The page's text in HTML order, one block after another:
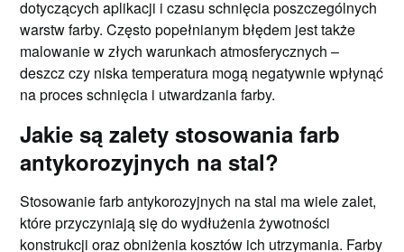
dotyczących aplikacji i czasu schnięcia poszczególnych
warstw farby. Często popełnianym błędem jest także
malowanie w złych warunkach atmosferycznych –
deszcz czy niska temperatura mogą negatywnie wpłynąć
na proces schnięcia i utwardzania farby.
Jakie są zalety stosowania farb
antykorozyjnych na stal?
Stosowanie farb antykorozyjnych na stal ma wiele zalet,
które przyczyniają się do wydłużenia żywotności
konstrukcji oraz obniżenia kosztów ich utrzymania. Farby